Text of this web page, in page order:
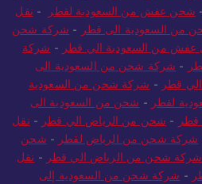
- شحن عفش من السعودية لقطر - نقل
من السعودية الى قطر - شركة شحن
عفش من السعودية الي قطر - شركة
- شركة شحن من السعودية الى
قطر - شركة شحن من السعودية
لقطر - شحن من السعودية الى
- شحن من الرياض الي قطر - نقل
شركة شحن من الرياض لقطر - شحن
شركة شحن من الرياض الي قطر - نقل
- شركة شحن من السعودية إلى